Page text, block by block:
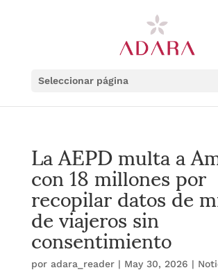
Seleccionar página
La AEPD multa a
con 18 millones por
recopilar datos de
de viajeros sin
consentimiento
por adara_reader| May 30, 2026 |